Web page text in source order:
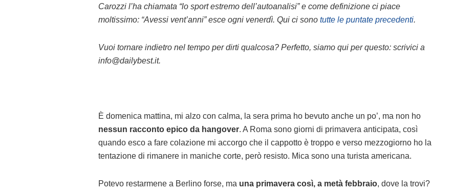
Carozzi l’ha chiamata “lo sport estremo dell’autoanalisi” e come definizione ci piace
moltissimo: “Avessi vent’anni” esce ogni venerdì. Qui ci sono tutte le puntate precedenti.
Vuoi tornare indietro nel tempo per dirti qualcosa? Perfetto, siamo qui per questo: scrivici a
info@dailybest.it.
È domenica mattina, mi alzo con calma, la sera prima ho bevuto anche un po’, ma non ho
nessun racconto epico da hangover. A Roma sono giorni di primavera anticipata, così
quando esco a fare colazione mi accorgo che il cappotto è troppo e verso mezzogiorno ho la
tentazione di rimanere in maniche corte, però resisto. Mica sono una turista americana.
Potevo restarmene a Berlino forse, ma una primavera così, a metà febbraio, dove la trovi?